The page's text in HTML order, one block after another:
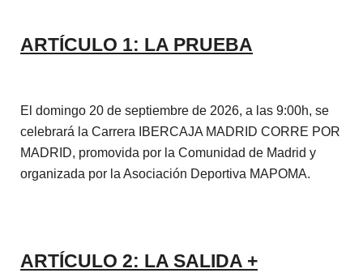
ARTÍCULO 1: LA PRUEBA
El domingo 20 de septiembre de 2026, a las 9:00h, se
celebrará la Carrera IBERCAJA MADRID CORRE POR
MADRID, promovida por la Comunidad de Madrid y
organizada por la Asociación Deportiva MAPOMA.
ARTÍCULO 2: LA SALIDA +